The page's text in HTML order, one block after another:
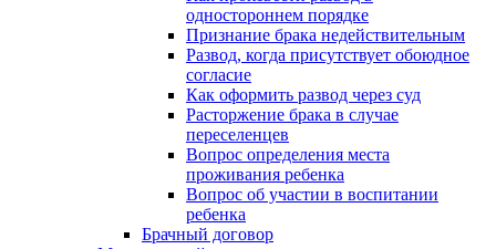
одностороннем порядке
Признание брака недействительным
Развод, когда присутствует обоюдное
согласие
Как оформить развод через суд
Расторжение брака в случае
переселенцев
Вопрос определения места
проживания ребенка
Вопрос об участии в воспитании
ребенка
Брачный договор